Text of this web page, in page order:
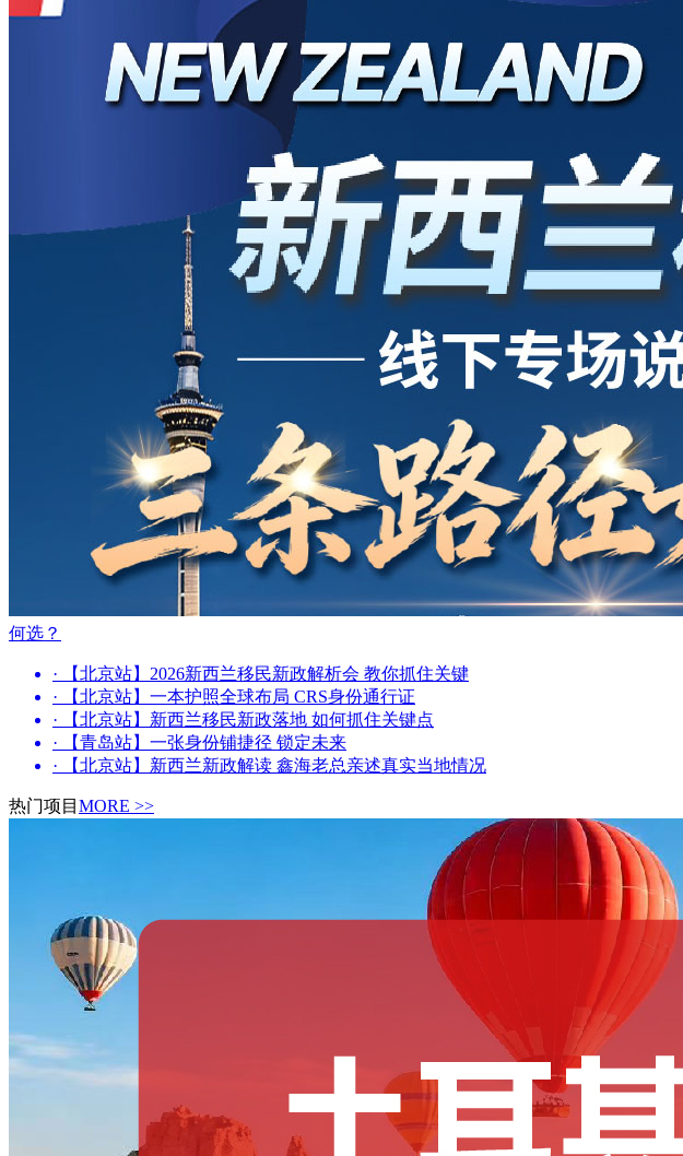
何选？
· 【北京站】2026新西兰移民新政解析会 教你抓住关键
· 【北京站】一本护照全球布局 CRS身份通行证
· 【北京站】新西兰移民新政落地 如何抓住关键点
· 【青岛站】一张身份铺捷径 锁定未来
· 【北京站】新西兰新政解读 鑫海老总亲述真实当地情况
热门项目 MORE >>